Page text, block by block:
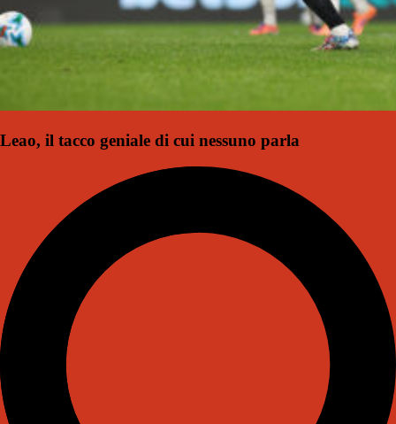
Leao, il tacco geniale di cui nessuno parla